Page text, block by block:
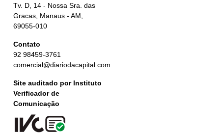
Tv. D, 14 - Nossa Sra. das
Gracas, Manaus - AM,
69055-010
Contato
92 98459-3761
comercial@diariodacapital.com
Site auditado por Instituto
Verificador de
Comunicação